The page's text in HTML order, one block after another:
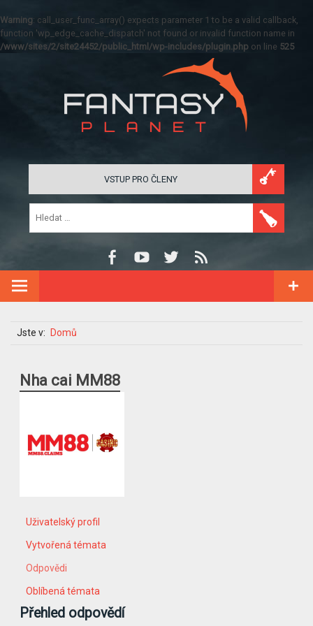
Warning: call_user_func_array() expects parameter 1 to be a valid callback,
function 'wp_edge_cache_dispatch' not found or invalid function name in
/www/sites/2/site24452/public_html/wp-includes/plugin.php on line 525
VSTUP PRO ČLENY
Jste v: Domů
Nha cai MM88
Uživatelský profil
Vytvořená témata
Odpovědi
Oblíbená témata
Přehled odpovědí